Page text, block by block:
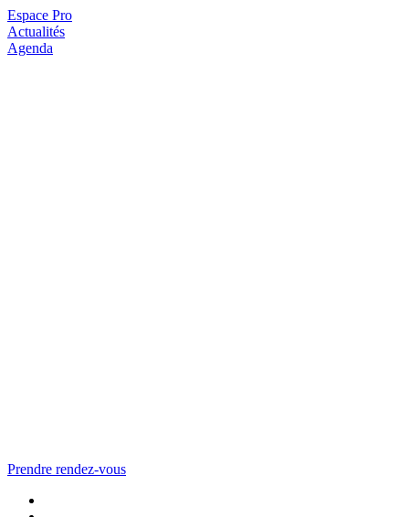
Espace Pro
Actualités
Agenda
Prendre rendez-vous